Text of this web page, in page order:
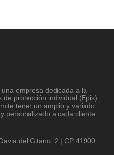
una empresa dedicada a la
protección individual (Epis).
tener un amplio y variado
personalizado a cada cliente.
del Gitano, 2 | CP 41900